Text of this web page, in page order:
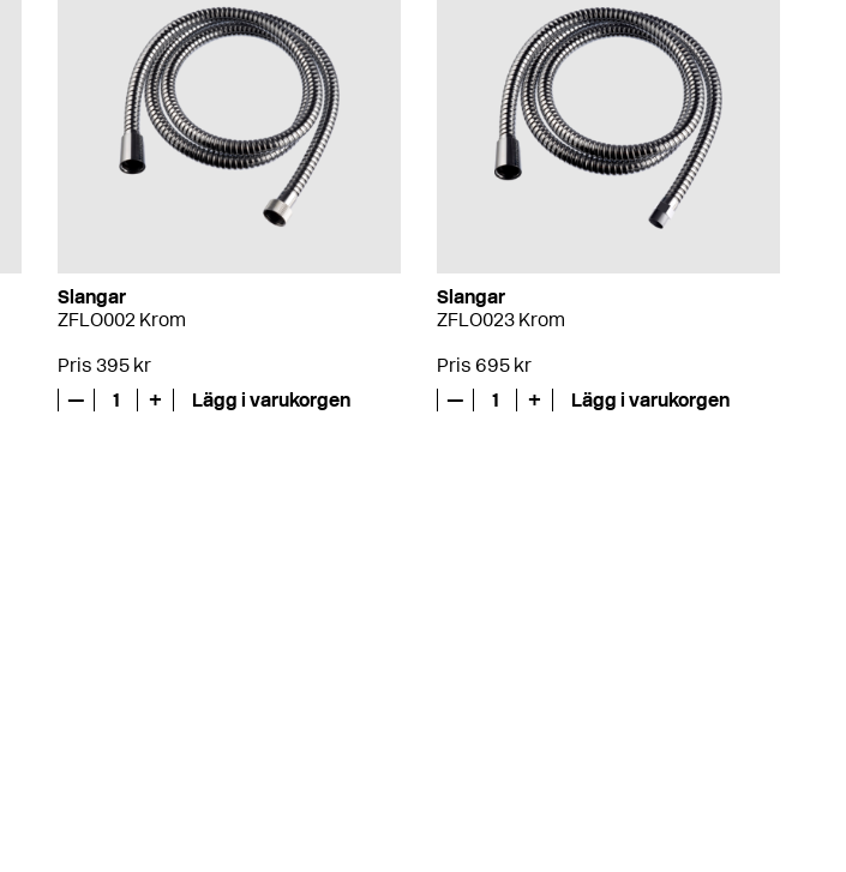
Slangar
ZFLO002 Krom
Pris 395 kr
—
1 + Lägg i varukorgen
Slangar
ZFLO023 Krom
Pris 695 kr
—
1 + Lägg i varukorgen